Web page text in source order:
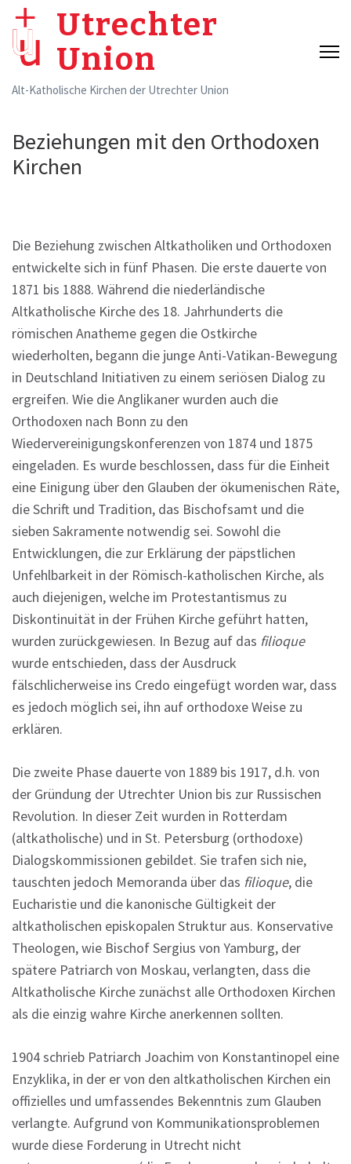
content
Enter)
Utrechter
Union
Alt-Katholische Kirchen der Utrechter Union
Beziehungen mit den Orthodoxen
Kirchen
Die Beziehung zwischen Altkatholiken und Orthodoxen
entwickelte sich in fünf Phasen. Die erste dauerte von
1871 bis 1888. Während die niederländische
Altkatholische Kirche des 18. Jahrhunderts die
römischen Anatheme gegen die Ostkirche
wiederholten, begann die junge Anti-Vatikan-Bewegung
in Deutschland Initiativen zu einem seriösen Dialog zu
ergreifen. Wie die Anglikaner wurden auch die
Orthodoxen nach Bonn zu den
Wiedervereinigungskonferenzen von 1874 und 1875
eingeladen. Es wurde beschlossen, dass für die Einheit
eine Einigung über den Glauben der ökumenischen Räte,
die Schrift und Tradition, das Bischofsamt und die
sieben Sakramente notwendig sei. Sowohl die
Entwicklungen, die zur Erklärung der päpstlichen
Unfehlbarkeit in der Römisch-katholischen Kirche, als
auch diejenigen, welche im Protestantismus zu
Diskontinuität in der Frühen Kirche geführt hatten,
wurden zurückgewiesen. In Bezug auf das filioque
wurde entschieden, dass der Ausdruck
fälschlicherweise ins Credo eingefügt worden war, dass
es jedoch möglich sei, ihn auf orthodoxe Weise zu
erklären.
Die zweite Phase dauerte von 1889 bis 1917, d.h. von
der Gründung der Utrechter Union bis zur Russischen
Revolution. In dieser Zeit wurden in Rotterdam
(altkatholische) und in St. Petersburg (orthodoxe)
Dialogskommissionen gebildet. Sie trafen sich nie,
tauschten jedoch Memoranda über das filioque, die
Eucharistie und die kanonische Gültigkeit der
altkatholischen episkopalen Struktur aus. Konservative
Theologen, wie Bischof Sergius von Yamburg, der
spätere Patriarch von Moskau, verlangten, dass die
Altkatholische Kirche zunächst alle Orthodoxen Kirchen
als die einzig wahre Kirche anerkennen sollten.
1904 schrieb Patriarch Joachim von Konstantinopel eine
Enzyklika, in der er von den altkatholischen Kirchen ein
offizielles und umfassendes Bekenntnis zum Glauben
verlangte. Aufgrund von Kommunikationsproblemen
wurde diese Forderung in Utrecht nicht